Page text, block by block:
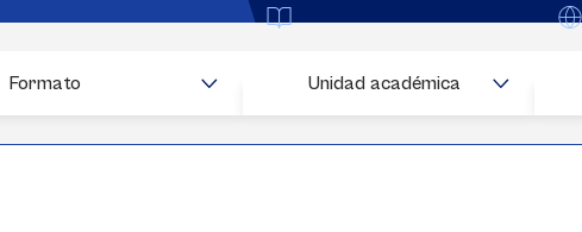
Formato Unidad académica
Buscar